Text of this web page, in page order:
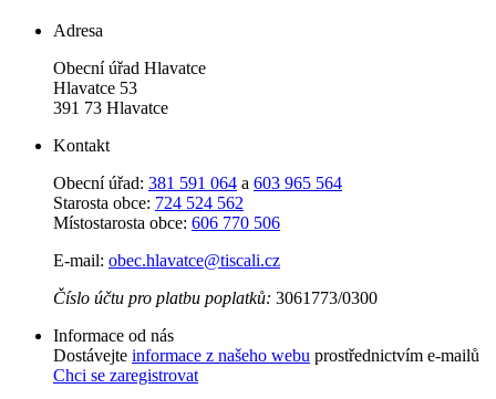
Adresa
Obecní úřad Hlavatce
Hlavatce 53
391 73 Hlavatce
Kontakt
Obecní úřad: 381 591 064 a 603 965 564
Starosta obce: 724 524 562
Místostarosta obce: 606 770 506
E-mail: obec.hlavatce@tiscali.cz
Číslo účtu pro platbu poplatků: 3061773/0300
Informace od nás
Dostávejte informace z našeho webu prostřednictvím e-mailů
Chci se zaregistrovat